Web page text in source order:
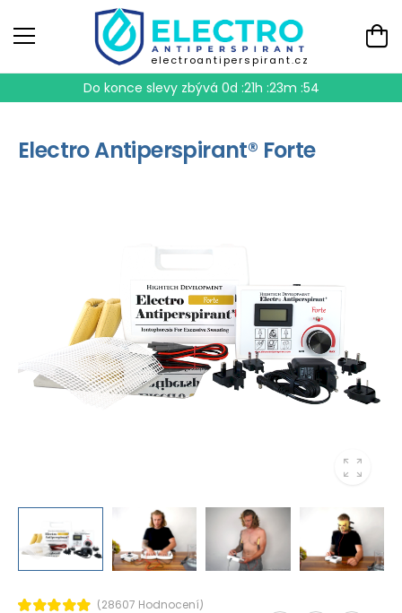
electroantiperspirant.cz
Do konce slevy zbývá 0d :21h :23m :54
Electro Antiperspirant® Forte
(28607 Hodnocení)